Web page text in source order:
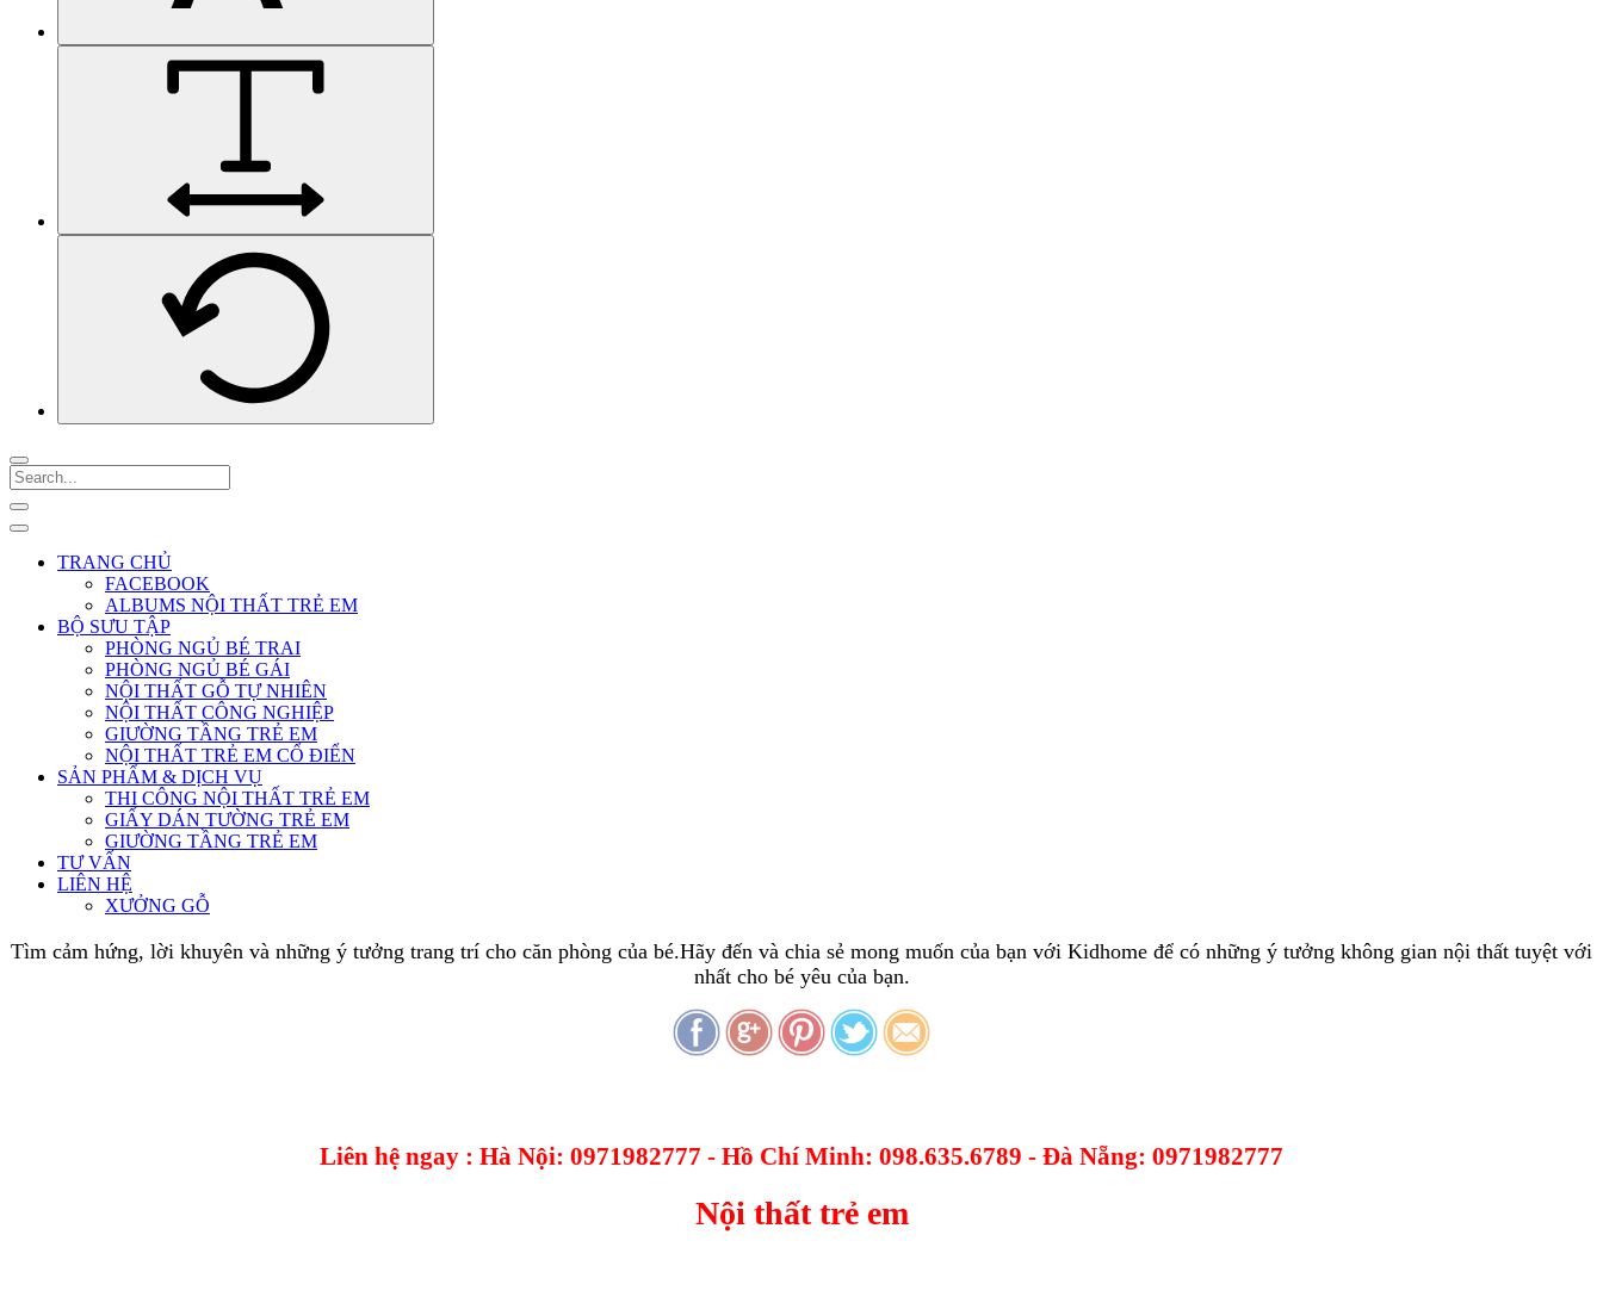
TRANG CHỦ
FACEBOOK
ALBUMS NỘI THẤT TRẺ EM
BỘ SƯU TẬP
PHÒNG NGỦ BÉ TRAI
PHÒNG NGỦ BÉ GÁI
NỘI THẤT GỖ TỰ NHIÊN
NỘI THẤT CÔNG NGHIỆP
GIƯỜNG TẦNG TRẺ EM
NỘI THẤT TRẺ EM CỔ ĐIỂN
SẢN PHẨM & DỊCH VỤ
THI CÔNG NỘI THẤT TRẺ EM
GIẤY DÁN TƯỜNG TRẺ EM
GIƯỜNG TẦNG TRẺ EM
TƯ VẤN
LIÊN HỆ
XƯỞNG GỖ
Tìm cảm hứng, lời khuyên và những ý tưởng trang trí cho căn phòng của bé.Hãy đến và chia sẻ mong muốn của bạn với Kidhome để có những ý tưởng không gian nội thất tuyệt với
nhất cho bé yêu của bạn.
Liên hệ ngay : Hà Nội: 0971982777 - Hồ Chí Minh: 098.635.6789 - Đà Nẵng: 0971982777
Nội thất trẻ em